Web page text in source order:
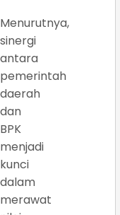
Menurutnya,
sinergi
antara
pemerintah
daerah
dan
BPK
menjadi
kunci
dalam
merawat